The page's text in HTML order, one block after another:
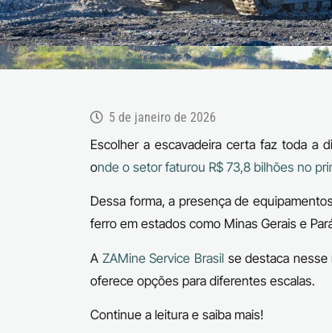
5 de janeiro de 2026
Escolher a escavadeira certa faz toda a
onde o setor faturou R$ 73,8 bilhões no
Dessa forma, a presença de
ferro em estados como Minas Gerais e
A ZAMine Service Brasilse destaca nesse
oferece opções para diferentes escalas.
Continue a leitura e saiba mais!